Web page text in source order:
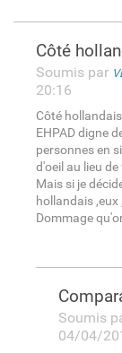
Côté
Soumis par
20:16
Côté
EHPAD digne
personnes en
d'oeil au lieu
Mais si je
hollandais
Dommage
Soumis
04/04/